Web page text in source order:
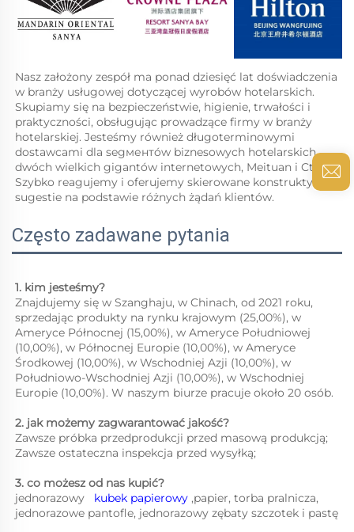
Nasz założony zespół ma ponad dziesięć lat doświadczenia
w branży usługowej dotyczącej wyrobów hotelarskich.
Skupiamy się na bezpieczeństwie, higienie, trwałości i
praktyczności, obsługując prowadzące firmy w branży
hotelarskiej. Jesteśmy również długoterminowymi
dostawcami dla segментów biznesowych hotelarskich
dwóch wielkich gigantów internetowych, Meituan i Ctrip.
Szybko reagujemy i oferujemy skierowane konstruktywne
sugestie na podstawie różnych żądań klientów.
Często zadawane pytania
1. kim jesteśmy?
Znajdujemy się w Szanghaju, w Chinach, od 2021 roku,
sprzedając produkty na rynku krajowym (25,00%), w
Ameryce Północnej (15,00%), w Ameryce Południowej
(10,00%), w Północnej Europie (10,00%), w Ameryce
Środkowej (10,00%), w Wschodniej Azji (10,00%), w
Południowo-Wschodniej Azji (10,00%), w Wschodniej
Europie (10,00%). W naszym biurze pracuje około 20 osób.
2. jak możemy zagwarantować jakość?
Zawsze próbka przedprodukcji przed masową produkcją;
Zawsze ostateczna inspekcja przed wysyłką;
3. co możesz od nas kupić?
jednorazowy kubek papierowy ,papier, torba pralnicza,